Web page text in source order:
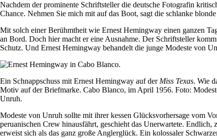
Nachdem der prominente Schriftsteller die deutsche Fotografin
Chance. Nehmen Sie mich mit auf das Boot, sagt die schlanke
Mit solch einer Berühmtheit wie Ernest Hemingway einen ganzen
an Bord. Doch hier macht er eine Ausnahme. Der Schriftsteller
Schutz. Und Ernest Hemingway behandelt die junge Modeste von
Ein Schnappschuss mit Ernest Hemingway auf der Miss Texas. Wie
Motiv auf der Briefmarke. Cabo Blanco, im April 1956. Foto:
Unruh.
Modeste von Unruh sollte mit ihrer kessen Glücksvorhersage vom
peruanischen Crew hinausfährt, geschieht das Unerwartete.
erweist sich als das ganz große Anglerglück. Ein kolossaler